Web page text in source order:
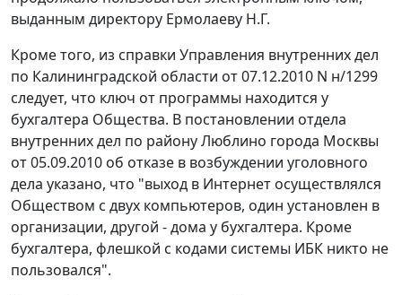
выданным директору Ермолаеву Н.Г.
Кроме того, из справки Управления внутренних дел
по Калининградской области от 07.12.2010 N н/1299
следует, что ключ от программы находится у
бухгалтера Общества. В постановлении отдела
внутренних дел по району Люблино города Москвы
от 05.09.2010 об отказе в возбуждении уголовного
дела указано, что "выход в Интернет осуществлялся
Обществом с двух компьютеров, один установлен в
организации, другой - дома у бухгалтера. Кроме
бухгалтера, флешкой с кодами системы ИБК никто не
пользовался".